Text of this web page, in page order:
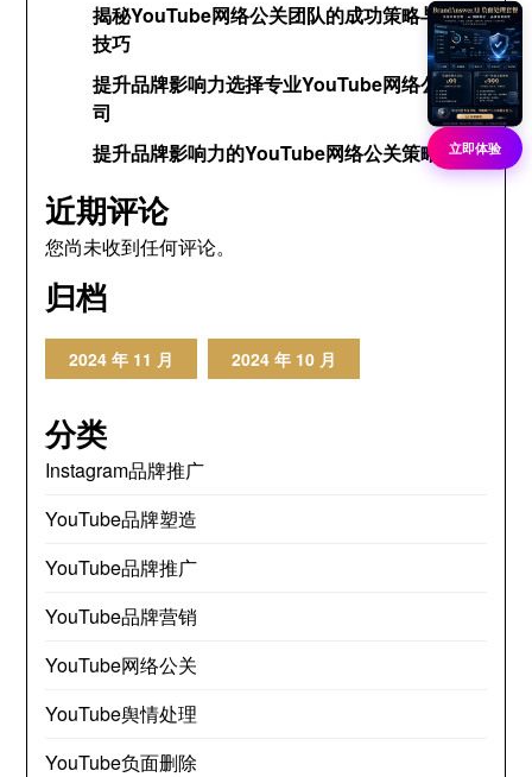
揭秘YouTube网络公关团队的成功策略与运营
技巧
提升品牌影响力选择专业YouTube网络公关公
司
提升品牌影响力的YouTube网络公关策略
近期评论
您尚未收到任何评论。
归档
2024 年 11 月 2024 年 10 月
分类
Instagram品牌推广
YouTube品牌塑造
YouTube品牌推广
YouTube品牌营销
YouTube网络公关
YouTube舆情处理
YouTube负面删除
立即体验